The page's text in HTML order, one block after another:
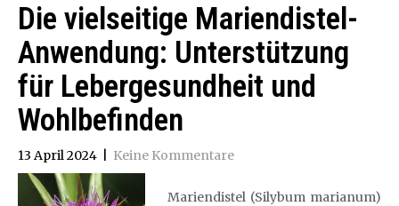
Die vielseitige Mariendistel-
Anwendung: Unterstützung
für Lebergesundheit und
Wohlbefinden
13 April 2024 Keine Kommentare
Mariendistel (Silybum marianum)